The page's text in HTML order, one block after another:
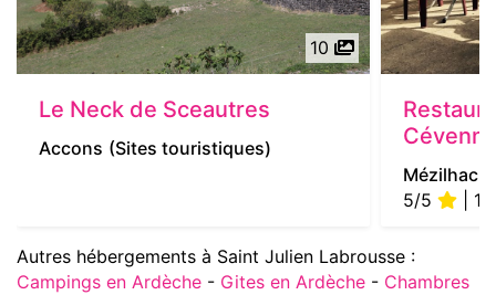
10
Le Neck de Sceautres
Accons (Sites touristiques)
Mézilhac
5/5
| 1
Autres hébergements à Saint Julien Labrousse :
Campings en Ardèche - Gites en Ardèche - Chambres